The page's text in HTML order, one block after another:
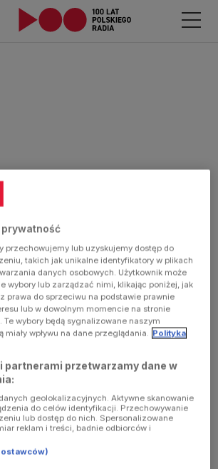
prywatność
przechowujemy lub uzyskujemy dostęp do
takich jak unikalne identyfikatory w plikach
danych osobowych. Użytkownik może
wybory lub zarządzać nimi, klikając poniżej, jak
prawa do sprzeciwu na podstawie prawnie
lub w dowolnym momencie na stronie
Te wybory będą sygnalizowane naszym
miały wpływu na dane przeglądania. Polityka
partnerami przetwarzamy dane w
geolokalizacyjnych. Aktywne skanowanie
do celów identyfikacji. Przechowywanie
lub dostęp do nich. Spersonalizowane
reklam i treści, badnie odbiorców i